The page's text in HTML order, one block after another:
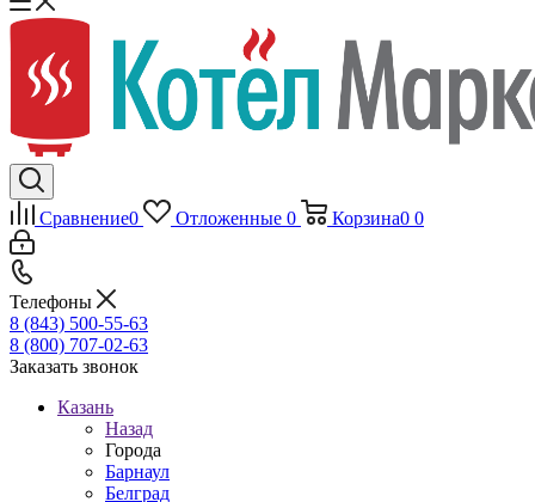
Сравнение0 Отложенные 0 Корзина0 0
Телефоны
8 (843) 500-55-63
8 (800) 707-02-63
Заказать звонок
Казань
Назад
Города
Барнаул
Белград